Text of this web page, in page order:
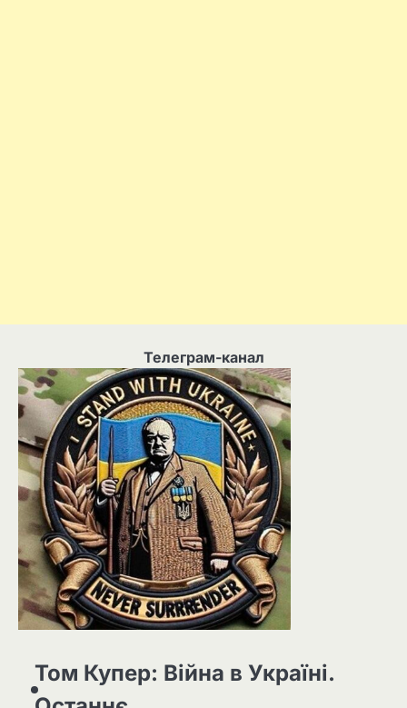
Телеграм-канал
Том Купер: Війна в Україні.